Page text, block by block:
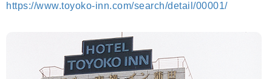
https://www.toyoko-inn.com/search/detail/00001/